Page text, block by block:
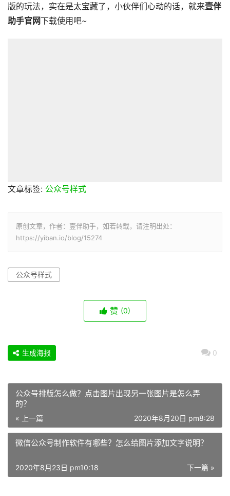
版的玩法，实在是太宝藏了，小伙伴们心动的话，就来壹伴
助手官网下载使用吧~
文章标签: 公众号样式
原创文章，作者：壹伴助手，如若转载，请注明出处：
https://yiban.io/blog/15274
公众号样式
赞 (0)
0
生成海报
公众号排版怎么做？点击图片出现另一张图片是怎么弄
的？
« 上一篇 2020年8月20日 pm8:28
微信公众号制作软件有哪些？怎么给图片添加文字说明？
下一篇 »
2020年8月23日 pm10:18